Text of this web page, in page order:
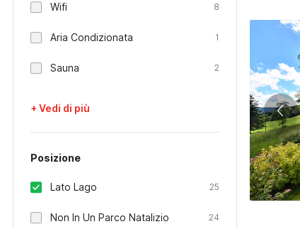
Wifi 8
Aria Condizionata 1
Sauna 2
+ Vedi di più
Posizione
Lato Lago 25
Non In Un Parco Natalizio 24